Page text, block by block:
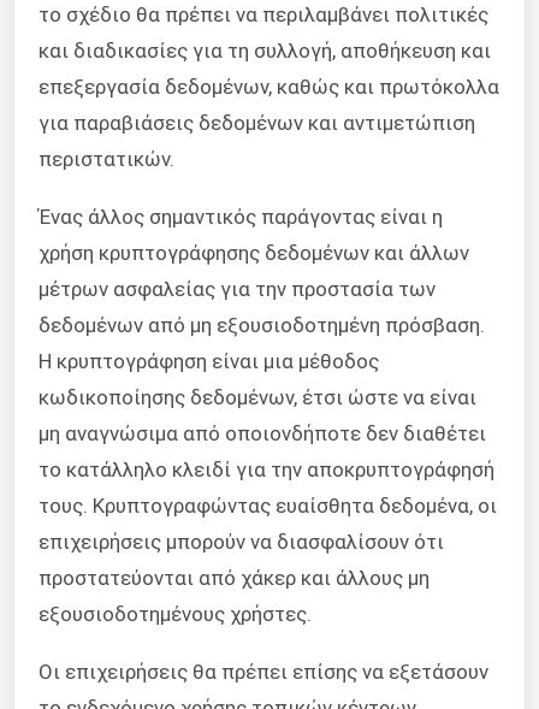
το σχέδιο θα πρέπει να περιλαμβάνει πολιτικές
και διαδικασίες για τη συλλογή, αποθήκευση και
επεξεργασία δεδομένων, καθώς και πρωτόκολλα
για παραβιάσεις δεδομένων και αντιμετώπιση
περιστατικών.
Ένας άλλος σημαντικός παράγοντας είναι η
χρήση κρυπτογράφησης δεδομένων και άλλων
μέτρων ασφαλείας για την προστασία των
δεδομένων από μη εξουσιοδοτημένη πρόσβαση.
Η κρυπτογράφηση είναι μια μέθοδος
κωδικοποίησης δεδομένων, έτσι ώστε να είναι
μη αναγνώσιμα από οποιονδήποτε δεν διαθέτει
το κατάλληλο κλειδί για την αποκρυπτογράφησή
τους. Κρυπτογραφώντας ευαίσθητα δεδομένα, οι
επιχειρήσεις μπορούν να διασφαλίσουν ότι
προστατεύονται από χάκερ και άλλους μη
εξουσιοδοτημένους χρήστες.
Οι επιχειρήσεις θα πρέπει επίσης να εξετάσουν